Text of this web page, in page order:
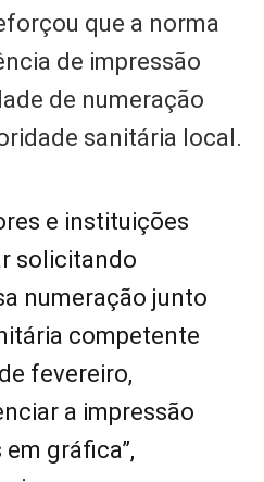
que a norma
de impressão
de numeração
sanitária local.
e instituições
solicitando
numeração junto
competente
fevereiro,
a impressão
gráfica”,